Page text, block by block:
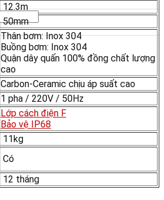
12.3m
50mm
Thân bơm: Inox 304
Buồng bơm: Inox 304
Quận dây quấn 100% đồng chất lượng
cao
Carbon-Ceramic chịu áp suất cao
1 pha / 220V / 50Hz
Lớp cách điện F
Bảo vệ IP68
11kg
Có
12 tháng